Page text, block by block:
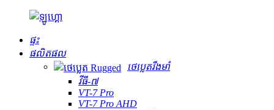
ផ្ទះ
ផលិតផល
ថេប្លេតរឹងមាំ
វីធី-៧
VT-7 Pro
VT-7 Pro AHD